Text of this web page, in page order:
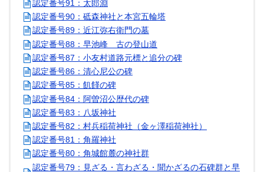
認定番号91：太郎淵
認定番号90：砥森神社と本宮五輪塔
認定番号89：近江弥右衛門の墓
認定番号88：早池峰 古の登山道
認定番号87：小友村道路元標と追分の碑
認定番号86：清心尼公の碑
認定番号85：飢饉の碑
認定番号84：阿曽沼公歴代の碑
認定番号83：八坂神社
認定番号82：村兵稲荷神社（金ヶ澤稲荷神社）
認定番号81：角羅神社
認定番号80：角城館麓の神社群
認定番号79：見ざる・言わざる・聞かざるの石碑群と早